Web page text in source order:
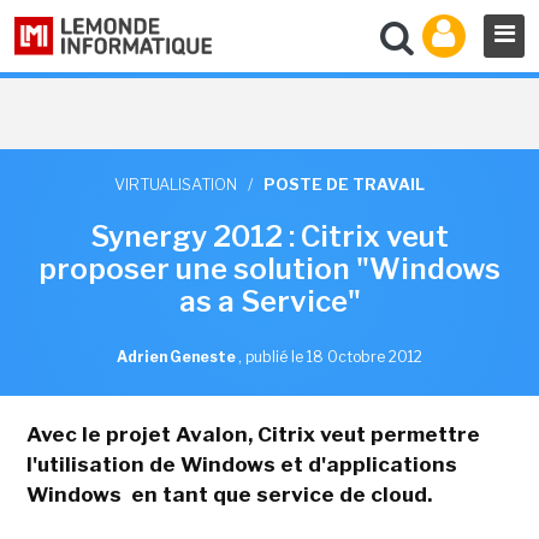
VIRTUALISATION / POSTE DE TRAVAIL
Synergy 2012 : Citrix veut
proposer une solution "Windows
as a Service"
Adrien Geneste , publié le 18 Octobre 2012
Avec le projet Avalon, Citrix veut permettre
l'utilisation de Windows et d'applications
Windows en tant que service de cloud.